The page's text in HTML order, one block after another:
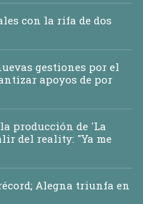
con la rifa de dos
gestiones por el
apoyos de por
producción de 'La
del reality: "Ya me
Alegna triunfa en